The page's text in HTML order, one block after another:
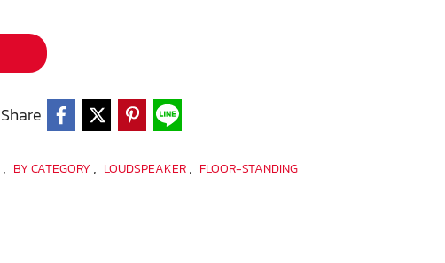
Share
, BY CATEGORY , LOUDSPEAKER, FLOOR-STANDING